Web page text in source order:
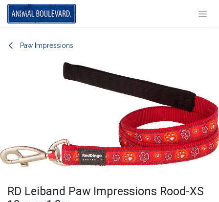
Overslaan naar inhoud
Paw Impressions
RD Leiband Paw Impressions Rood-XS